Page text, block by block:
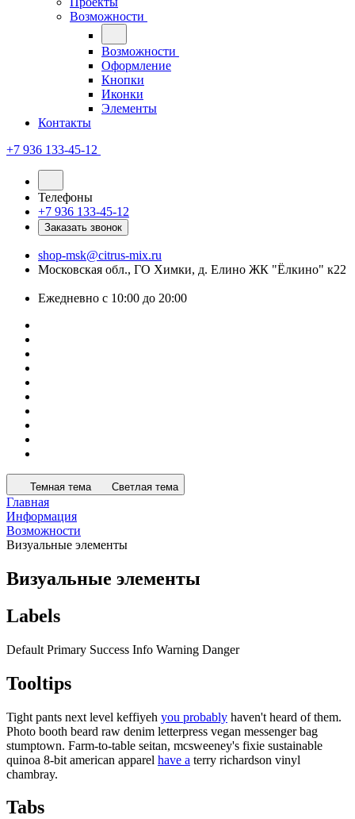
Возможности
Возможности
Оформление
Кнопки
Иконки
Элементы
Контакты
+7 936 133-45-12
Телефоны
+7 936 133-45-12
Заказать звонок
shop-msk@citrus-mix.ru
Московская обл., ГО Химки, д. Елино ЖК "Ёлкино" к22
Ежедневно с 10:00 до 20:00
Темная тема Светлая тема
Главная
Информация
Возможности
Визуальные элементы
Визуальные элементы
Labels
Default Primary Success Info Warning Danger
Tooltips
Tight pants next level keffiyeh you probably haven't heard of them.
Photo booth beard raw denim letterpress vegan messenger bag
stumptown. Farm-to-table seitan, mcsweeney's fixie sustainable
quinoa 8-bit american apparel have a terry richardson vinyl
chambray.
Tabs